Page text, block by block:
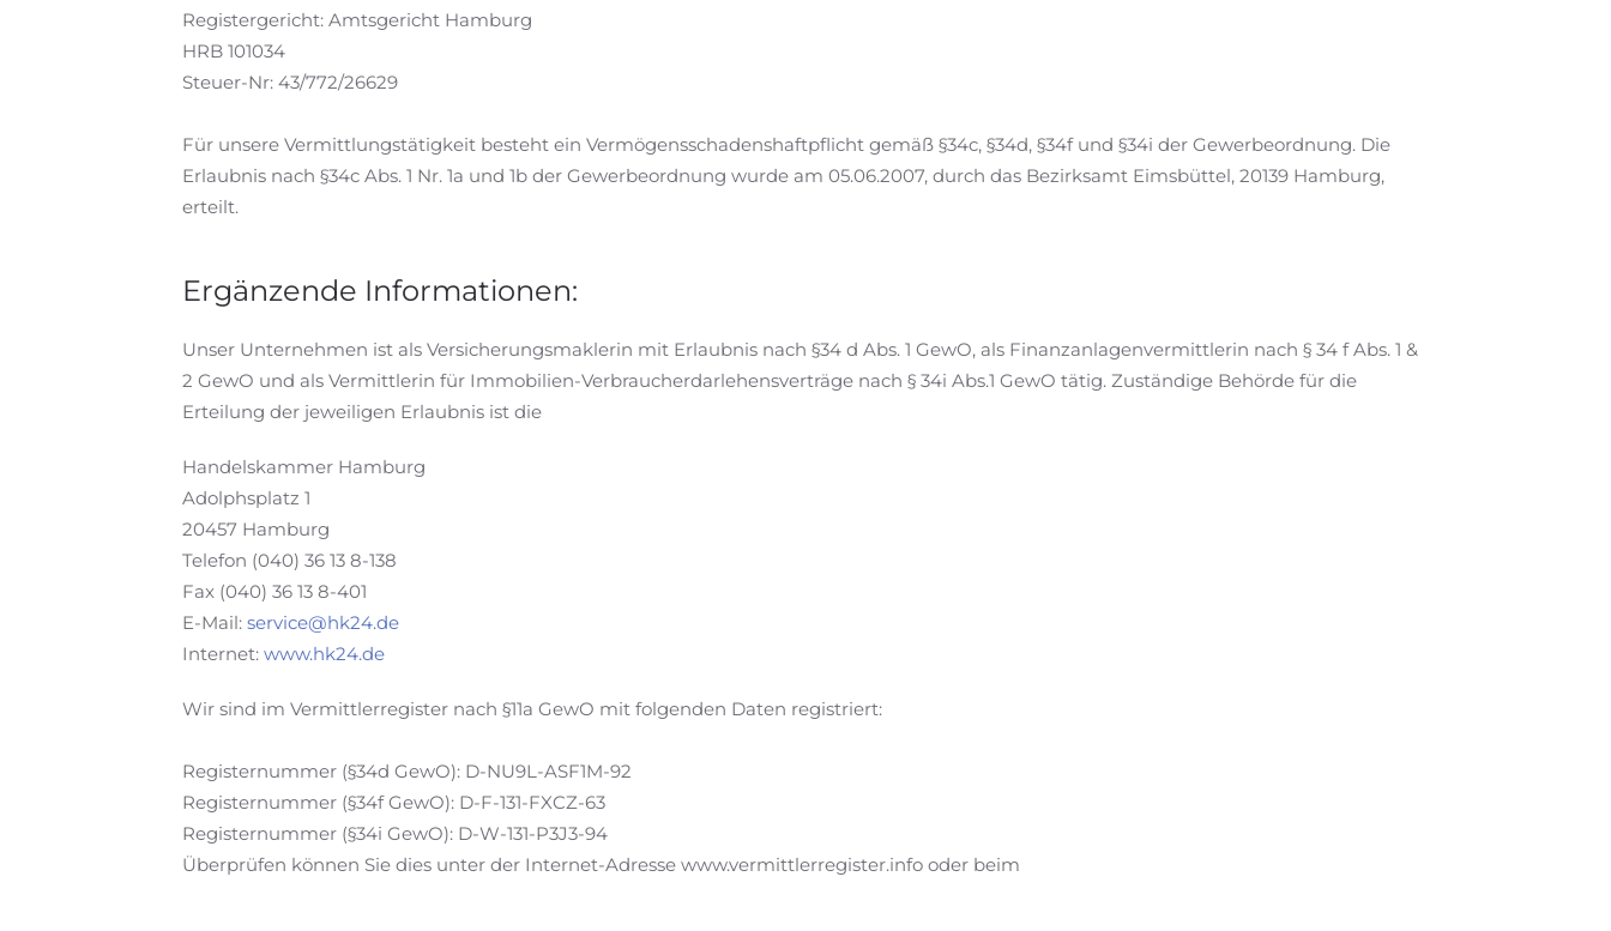
Registergericht: Amtsgericht Hamburg
HRB 101034
Steuer-Nr: 43/772/26629
Für unsere Vermittlungstätigkeit besteht ein Vermögensschadenshaftpflicht gemäß §34c, §34d, §34f und §34i der Gewerbeordnung. Die
Erlaubnis nach §34c Abs. 1 Nr. 1a und 1b der Gewerbeordnung wurde am 05.06.2007, durch das Bezirksamt Eimsbüttel, 20139 Hamburg,
erteilt.
Ergänzende Informationen:
Unser Unternehmen ist als Versicherungsmaklerin mit Erlaubnis nach §34 d Abs. 1 GewO, als Finanzanlagenvermittlerin nach § 34 f Abs. 1 &
2 GewO und als Vermittlerin für Immobilien-Verbraucherdarlehensverträge nach § 34i Abs.1 GewO tätig. Zuständige Behörde für die
Erteilung der jeweiligen Erlaubnis ist die
Handelskammer Hamburg
Adolphsplatz 1
20457 Hamburg
Telefon (040) 36 13 8-138
Fax (040) 36 13 8-401
E-Mail: service@hk24.de
Internet: www.hk24.de
Wir sind im Vermittlerregister nach §11a GewO mit folgenden Daten registriert:
Registernummer (§34d GewO): D-NU9L-ASF1M-92
Registernummer (§34f GewO): D-F-131-FXCZ-63
Registernummer (§34i GewO): D-W-131-P3J3-94
Überprüfen können Sie dies unter der Internet-Adresse www.vermittlerregister.info oder beim